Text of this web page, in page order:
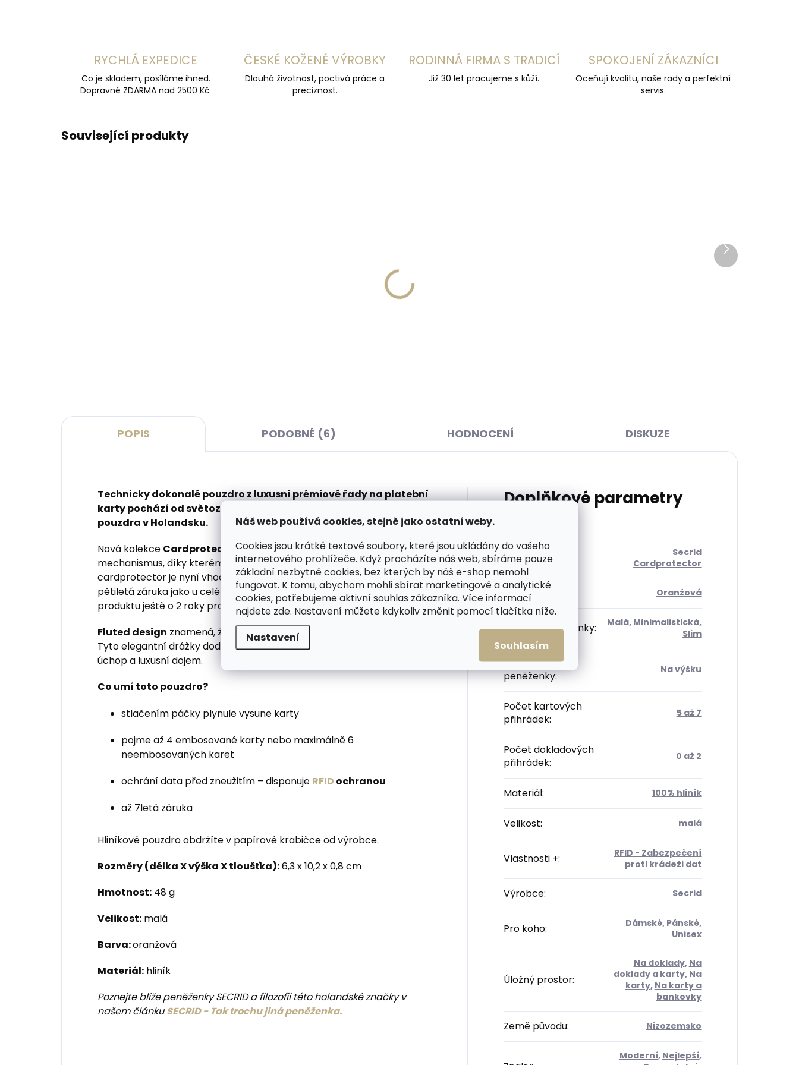
Náš web používá cookies, stejně jako ostatní weby.
Cookies jsou krátké textové soubory, které jsou ukládány do vašeho
internetového prohlížeče. Když procházíte náš web, sbíráme pouze
základní nezbytné cookies, bez kterých by náš e-shop nemohl
fungovat. K tomu, abychom mohli sbírat marketingové a analytické
cookies, potřebujeme aktivní souhlas zákazníka. Více informací
najdete zde. Nastavení můžete kdykoliv změnit pomocí tlačítka níže.
Nastavení
Souhlasím
RYCHLÁ EXPEDICE
Co je skladem, posíláme ihned.
Dopravné ZDARMA nad 2500 Kč.
ČESKÉ KOŽENÉ VÝROBKY
Dlouhá životnost, poctivá práce a
preciznost.
RODINNÁ FIRMA S TRADICÍ
Již 30 let pracujeme s kůží.
SPOKOJENÍ ZÁKAZNÍCI
Oceňují kvalitu, naše rady a perfektní
servis.
Související produkty
Další
produkt
POPIS PODOBNÉ (6) HODNOCENÍ DISKUZE
Technicky dokonalé pouzdro z luxusní prémiové řady na platební
karty pochází od světoznámé značky Secrid, která vyrábí svá
pouzdra v Holandsku.
Nová kolekce Cardprotector+z prémiové řady přináší vylepšený
mechanismus, díky kterému karty zůstávají pevně na místě. Inovovaný
cardprotector je nyní vhodný i pro kovové karty. Samozřejmostí je
pětiletá záruka jako u celé řady Premium, kterou lze po registraci
produktu ještě o 2 roky prodloužit.
Fluted design znamená, že povrch pouzdra je jemně vroubkovaný.
Tyto elegantní drážky dodávají Cardprotectoru prémiový vzhled, lepší
úchop a luxusní dojem.
Co umí toto pouzdro?
stlačením páčky plynule vysune karty
pojme až 4 embosované karty nebo maximálně 6
neembosovaných karet
ochrání data před zneužitím – disponuje RFID ochranou
až 7letá záruka
Hliníkové pouzdro obdržíte v papírové krabičce od výrobce.
Rozměry (délka X výška X tloušťka):6,3 x 10,2 x 0,8 cm
Hmotnost: 48 g
Velikost: malá
Barva:oranžová
Materiál: hliník
Poznejte blíže peněženky SECRID a filozofii této holandské značky v
našem článkuSECRID - Tak trochu jiná peněženka.
Doplňkové parametry
Kategorie:
Secrid
Cardprotector
Barva: Oranžová
Velikost peněženky: Malá, Minimalistická,
Slim
Orientace
peněženky: Na výšku
Počet kartových
přihrádek: 5 až 7
Počet dokladových
přihrádek: 0 až 2
Materiál: 100% hliník
Velikost: malá
Vlastnosti +:
RFID - Zabezpečení
proti krádeži dat
Výrobce: Secrid
Pro koho: Dámské, Pánské,
Unisex
Úložný prostor:
Na doklady, Na
doklady a karty, Na
karty, Na karty a
bankovky
Země původu: Nizozemsko
Moderní, Nejlepší,